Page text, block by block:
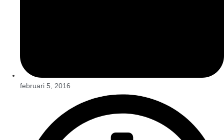
februari 5, 2016